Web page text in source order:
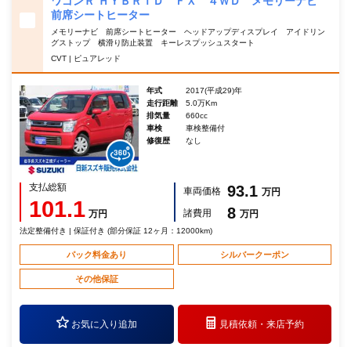
前席シートヒーター
メモリーナビ 前席シートヒーター ヘッドアップディスプレイ アイドリン
グストップ 横滑り防止装置 キーレスプッシュスタート
CVT | ピュアレッド
年式
2017(平成29)年
走行距離
5.0万Km
排気量
660cc
車検
車検整備付
修復歴
なし
支払総額
101.1 万円
車両価格 93.1 万円
諸費用
8 万円
法定整備付き | 保証付き (部分保証 12ヶ月：12000km)
パック料金あり シルバークーポン
その他保証
お気に入り追加 見積依頼・来店予約